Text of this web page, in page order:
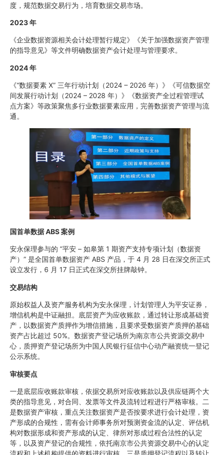
度，规范数据交易行为，培育数据交易市场。
2023 年
《企业数据资源相关会计处理暂行规定》《关于加强数据资产管理
的指导意见》等文件明确数据资产会计处理与管理要求。
2024 年
《“数据要素 X” 三年行动计划（2024 – 2026 年）》《可信数据空
间发展行动计划（2024 – 2028 年）》《数据资产全过程管理试
点方案》等政策聚焦多行业数据要素应用，完善数据资产管理与流
通。
国首单数据 ABS 案例
安永保理参与的 “平安 – 如皋第 1 期资产支持专项计划（数据资
产）” 是全国首单数据资产 ABS 产品，于 4 月 28 日在深交所正式
设立发行，6 月 17 日正式在深交所挂牌敲钟。
交易结构
原始权益人及资产服务机构为安永保理，计划管理人为平安证券，
增信机构是中证融担。底层资产为应收账款，通过转让形成基础资
产，以数据资产质押作为增信措施，且要求受数据资产质押的基础
资产占比超过 50%。数据资产登记场所为南京市公共资源交易中
心，质押资产登记场所为中国人民银行征信中心动产融资统一登记
公示系统。
审核要点
一是底层应收账款审核，依据交易所对应收账款以及供应链两个大
类的指导意见，对合同、发票等文件及流转过程进行严格审核。二
是数据资产审核，重点关注数据资产是否按要求进行会计处理，资
产形成的合规性，需有会计师事务所对预测资金流的认定、评估机
构对数据形成和资产形成的认定、律所对形成过程合法性的认定
等，以及资产登记的合规性，依托南京市公共资源交易中心的认定
流程和上述机构提供的资料进行审核。三是质押登记流程以及转让